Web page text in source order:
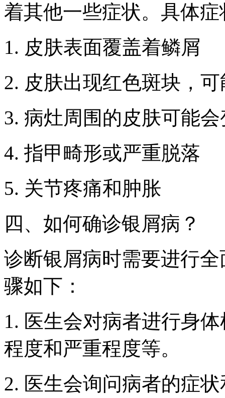
着其他一些症状。具体
1. 皮肤表面覆盖着鳞屑
2. 皮肤出现红色斑块，
3. 病灶周围的皮肤可能
4. 指甲畸形或严重脱落
5. 关节疼痛和肿胀
四、如何确诊银屑病？
诊断银屑病时需要进行
骤如下：
1. 医生会对病者进行身
程度和严重程度等。
2. 医生会询问病者的症